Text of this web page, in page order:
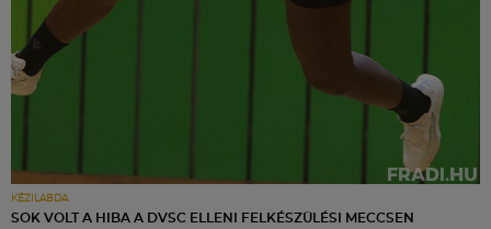
KÉZILABDA
SOK VOLT A HIBA A DVSC ELLENI FELKÉSZÜLÉSI MECCSEN